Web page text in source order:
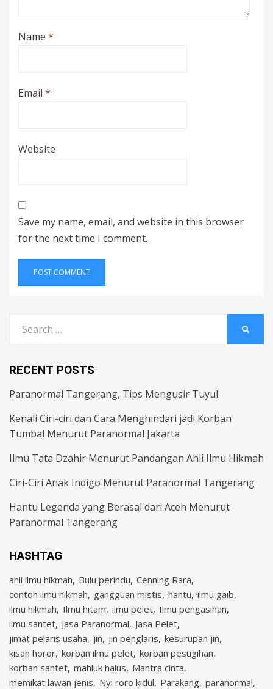
Name *
Email *
Website
Save my name, email, and website in this browser
for the next time I comment.
for:
RECENT POSTS
Paranormal Tangerang, Tips Mengusir Tuyul
Kenali Ciri-ciri dan Cara Menghindari jadi Korban
Tumbal Menurut Paranormal Jakarta
Ilmu Tata Dzahir Menurut Pandangan Ahli Ilmu Hikmah
Ciri-Ciri Anak Indigo Menurut Paranormal Tangerang
Hantu Legenda yang Berasal dari Aceh Menurut
Paranormal Tangerang
HASHTAG
ahli ilmu hikmah Bulu perindu Cenning Rara
contoh ilmu hikmah gangguan mistis hantu ilmu gaib
ilmu hikmah Ilmu hitam ilmu pelet Ilmu pengasihan
ilmu santet Jasa Paranormal Jasa Pelet
jimat pelaris usaha jin jin penglaris kesurupan jin
kisah horor korban ilmu pelet korban pesugihan
korban santet mahluk halus Mantra cinta
memikat lawan jenis Nyi roro kidul Parakang paranormal